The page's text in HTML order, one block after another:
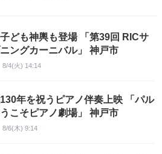
ども神輿も登場 「第39回 RICサ
ングカーニバル」 神戸市
8/4(火) 14:14
年を祝うピアノ伴奏上映 「パル
こそピアノ劇場」 神戸市
8/6(木) 9:14